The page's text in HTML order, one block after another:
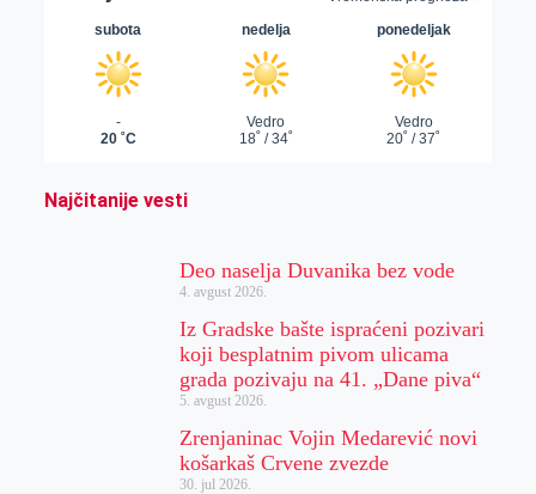
Najčitanije vesti
Deo naselja Duvanika bez vode
4. avgust 2026.
Iz Gradske bašte ispraćeni pozivari
koji besplatnim pivom ulicama
grada pozivaju na 41. „Dane piva“
5. avgust 2026.
Zrenjaninac Vojin Medarević novi
košarkaš Crvene zvezde
30. jul 2026.